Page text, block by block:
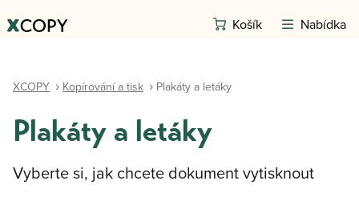
Košík Nabídka
XCOPY Kopírování a tisk Plakáty a letáky
Plakáty a letáky
Vyberte si, jak chcete dokument vytisknout